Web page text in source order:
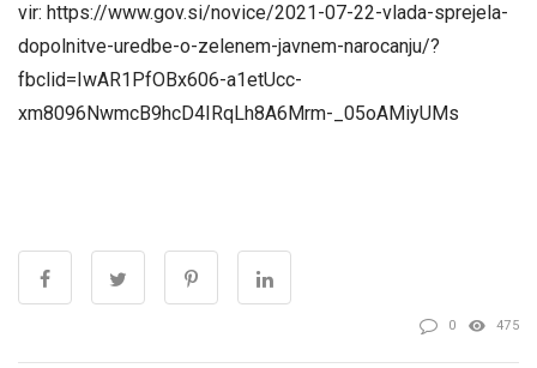
vir: https://www.gov.si/novice/2021-07-22-vlada-sprejela-
dopolnitve-uredbe-o-zelenem-javnem-narocanju/?
fbclid=IwAR1PfOBx606-a1etUcc-
xm8096NwmcB9hcD4IRqLh8A6Mrm-_05oAMiyUMs
0 475